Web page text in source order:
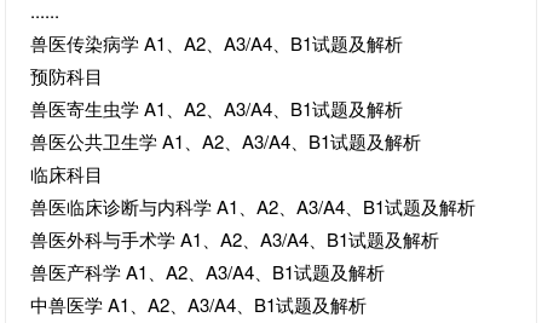
......
兽医传染病学 A1、A2、A3/A4、B1试题及解析
预防科目
兽医寄生虫学 A1、A2、A3/A4、B1试题及解析
兽医公共卫生学 A1、A2、A3/A4、B1试题及解析
临床科目
兽医临床诊断与内科学 A1、A2、A3/A4、B1试题及解析
兽医外科与手术学 A1、A2、A3/A4、B1试题及解析
兽医产科学 A1、A2、A3/A4、B1试题及解析
中兽医学 A1、A2、A3/A4、B1试题及解析